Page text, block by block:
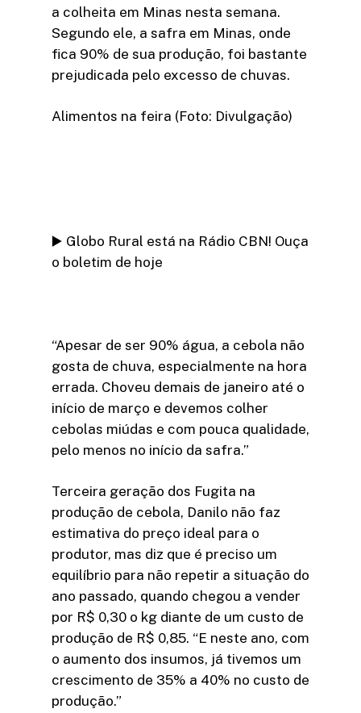
a colheita em Minas nesta semana.
Segundo ele, a safra em Minas, onde
fica 90% de sua produção, foi bastante
prejudicada pelo excesso de chuvas.
Alimentos na feira (Foto: Divulgação)
▶️ Globo Rural está na Rádio CBN! Ouça
o boletim de hoje
“Apesar de ser 90% água, a cebola não
gosta de chuva, especialmente na hora
errada. Choveu demais de janeiro até o
início de março e devemos colher
cebolas miúdas e com pouca qualidade,
pelo menos no início da safra.”
Terceira geração dos Fugita na
produção de cebola, Danilo não faz
estimativa do preço ideal para o
produtor, mas diz que é preciso um
equilíbrio para não repetir a situação do
ano passado, quando chegou a vender
por R$ 0,30 o kg diante de um custo de
produção de R$ 0,85. “E neste ano, com
o aumento dos insumos, já tivemos um
crescimento de 35% a 40% no custo de
produção.”